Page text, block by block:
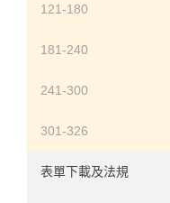
臨床領域
神經心理領域
實驗認知領域
使用者經驗領域
心理計量領域
101-140
141-194
121-180
181-240
241-300
301-326
表單下載及法規